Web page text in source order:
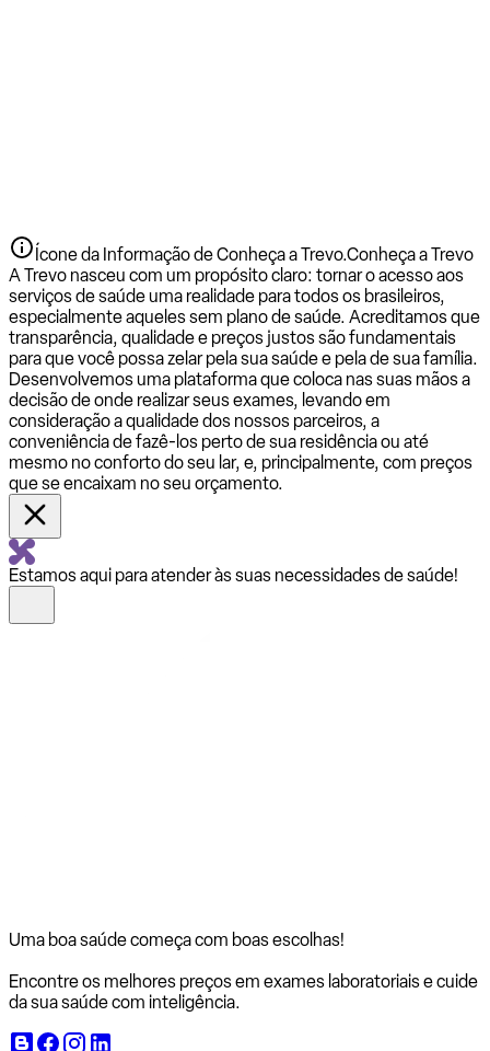
Ícone da Informação de Conheça a Trevo.Conheça a Trevo
A Trevo nasceu com um propósito claro: tornar o acesso aos
serviços de saúde uma realidade para todos os brasileiros,
especialmente aqueles sem plano de saúde. Acreditamos que
transparência, qualidade e preços justos são fundamentais
para que você possa zelar pela sua saúde e pela de sua família.
Desenvolvemos uma plataforma que coloca nas suas mãos a
decisão de onde realizar seus exames, levando em
consideração a qualidade dos nossos parceiros, a
conveniência de fazê-los perto de sua residência ou até
mesmo no conforto do seu lar, e, principalmente, com preços
que se encaixam no seu orçamento.
Estamos aqui para atender às suas necessidades de saúde!
Uma boa saúde começa com boas escolhas!
Encontre os melhores preços em exames laboratoriais e cuide
da sua saúde com inteligência.